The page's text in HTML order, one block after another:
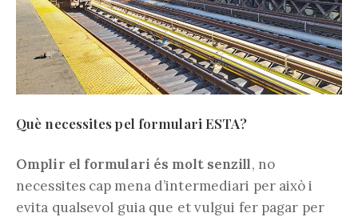
Què necessites pel formulari ESTA?
Omplir el formulari és molt senzill, no
necessites cap mena d’intermediari per això i
evita qualsevol guia que et vulgui fer pagar per